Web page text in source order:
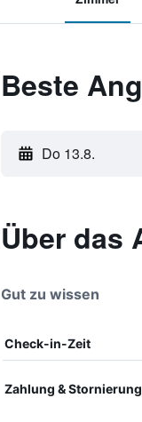
Beste
Do 13.8.
Über das
Gut zu wissen
Check-in-Zeit
Zahlung & Stornierung